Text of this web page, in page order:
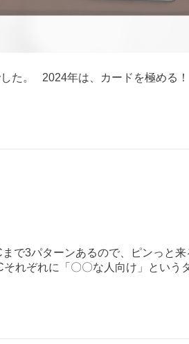
た。 2024年は、カードを極める
で3パターンあるので、ピンっと来
れぞれに「〇〇な人向け」という